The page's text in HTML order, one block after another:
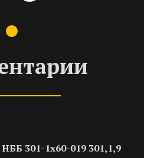
301-1х60-019 301,1,9